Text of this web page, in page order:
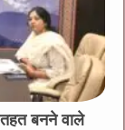
बनने वाले